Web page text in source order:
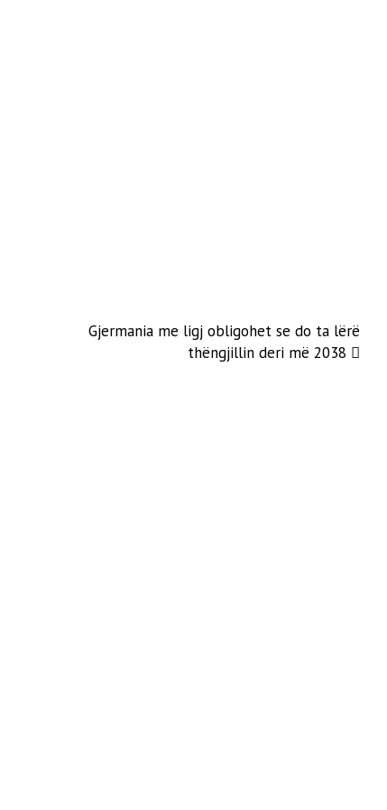
Gjermania me ligj obligohet se do ta lërë
thëngjillin deri më 2038